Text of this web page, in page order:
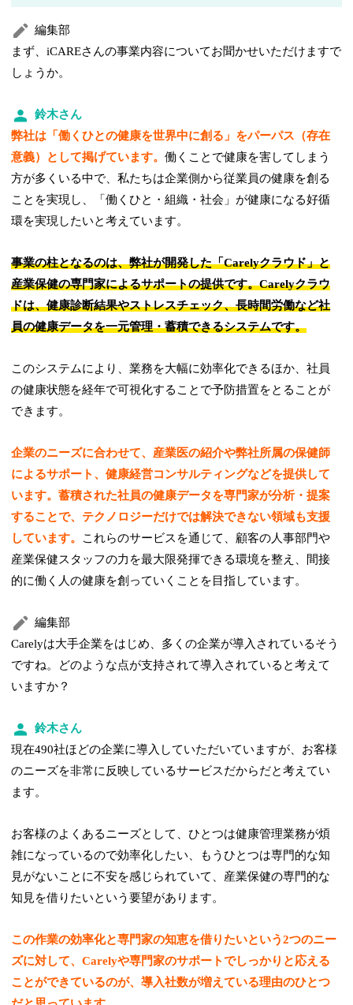
編集部
まず、iCAREさんの事業内容についてお聞かせいただけますで
しょうか。
鈴木さん
弊社は「働くひとの健康を世界中に創る」をパーパス（存在
意義）として掲げています。働くことで健康を害してしまう
方が多くいる中で、私たちは企業側から従業員の健康を創る
ことを実現し、「働くひと・組織・社会」が健康になる好循
環を実現したいと考えています。
事業の柱となるのは、弊社が開発した「Carelyクラウド」と
産業保健の専門家によるサポートの提供です。Carelyクラウ
ドは、健康診断結果やストレスチェック、長時間労働など社
員の健康データを一元管理・蓄積できるシステムです。
このシステムにより、業務を大幅に効率化できるほか、社員
の健康状態を経年で可視化することで予防措置をとることが
できます。
企業のニーズに合わせて、産業医の紹介や弊社所属の保健師
によるサポート、健康経営コンサルティングなどを提供して
います。蓄積された社員の健康データを専門家が分析・提案
することで、テクノロジーだけでは解決できない領域も支援
しています。
これらのサービスを通じて、顧客の人事部門や
産業保健スタッフの力を最大限発揮できる環境を整え、間接
的に働く人の健康を創っていくことを目指しています。
編集部
Carelyは大手企業をはじめ、多くの企業が導入されているそう
ですね。どのような点が支持されて導入されていると考えて
いますか？
鈴木さん
現在490社ほどの企業に導入していただいていますが、お客様
のニーズを非常に反映しているサービスだからだと考えてい
ます。
お客様のよくあるニーズとして、ひとつは健康管理業務が煩
雑になっているので効率化したい、もうひとつは専門的な知
見がないことに不安を感じられていて、産業保健の専門的な
知見を借りたいという要望があります。
この作業の効率化と専門家の知恵を借りたいという2つのニー
ズに対して、Carelyや専門家のサポートでしっかりと応える
ことができているのが、導入社数が増えている理由のひとつ